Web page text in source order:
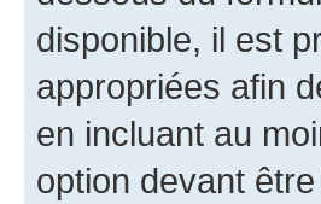
disponible, il est
appropriées afin
en incluant au
option devant